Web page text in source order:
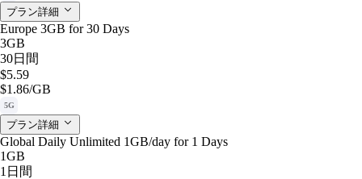
プラン詳細
Europe 3GB for 30 Days
3GB
30日間
$5.59
$1.86/GB
5G
プラン詳細
Global Daily Unlimited 1GB/day for 1 Days
1GB
1日間